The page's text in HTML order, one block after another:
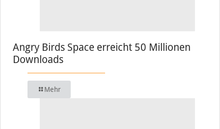
Angry Birds Space erreicht 50 Millionen
Downloads
Mehr